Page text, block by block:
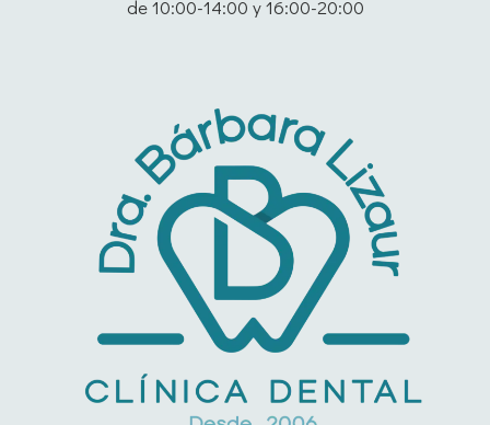
de 10:00-14:00 y 16:00-20:00